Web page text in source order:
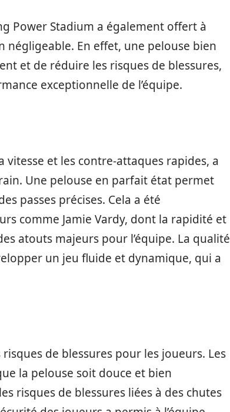
Power Stadium a également offert à
négligeable. En effet, une pelouse bien
et de réduire les risques de blessures,
exceptionnelle de l’équipe.
vitesse et les contre-attaques rapides, a
Une pelouse en parfait état permet
passes précises. Cela a été
comme Jamie Vardy, dont la rapidité et
atouts majeurs pour l’équipe. La qualité
un jeu fluide et dynamique, qui a
de blessures pour les joueurs. Les
la pelouse soit douce et bien
risques de blessures liées à des chutes